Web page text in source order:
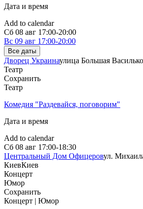
Дата и время
Add to calendar
Сб 08 авг 17:00-20:00
Вс 09 авг 17:00-20:00
Все даты
Дворец Украинаулица Большая
Театр
Сохранить
Театр
Комедия "Раздевайся, поговорим"
Дата и время
Add to calendar
Сб 08 авг 17:00-18:30
Центральный Дом Офицеровул.
КиевКиев
Концерт
Юмор
Сохранить
Концерт | Юмор